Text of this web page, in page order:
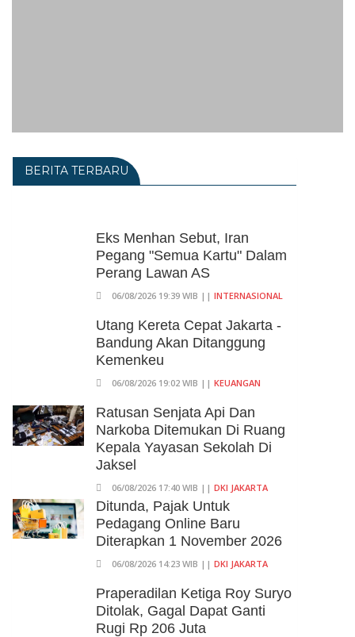
BERITA TERBARU
Eks Menhan Sebut, Iran
Pegang "Semua Kartu" Dalam
Perang Lawan AS
06/08/2026 19:39 WIB || INTERNASIONAL
Utang Kereta Cepat Jakarta -
Bandung Akan Ditanggung
Kemenkeu
06/08/2026 19:02 WIB || KEUANGAN
Ratusan Senjata Api Dan
Narkoba Ditemukan Di Ruang
Kepala Yayasan Sekolah Di
Jaksel
06/08/2026 17:40 WIB || DKI JAKARTA
Ditunda, Pajak Untuk
Pedagang Online Baru
Diterapkan 1 November 2026
06/08/2026 14:23 WIB || DKI JAKARTA
Praperadilan Ketiga Roy Suryo
Ditolak, Gagal Dapat Ganti
Rugi Rp 206 Juta